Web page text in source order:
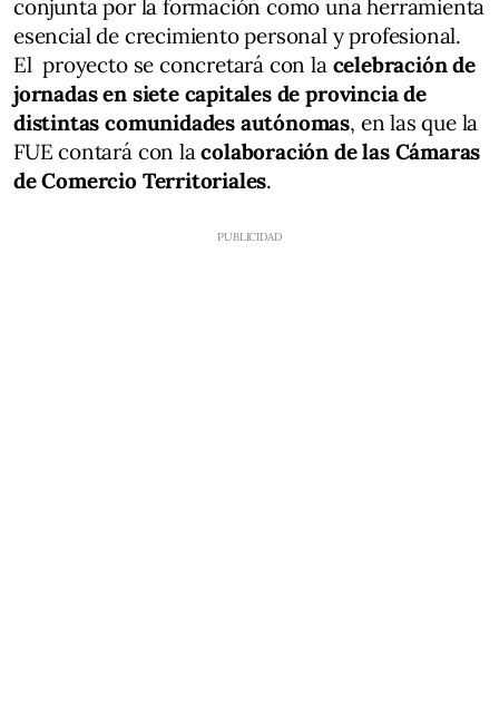
conjunta por la formación como una herramienta
esencial de crecimiento personal y profesional.
El proyecto se concretará con la celebración de
jornadas en siete capitales de provincia de
distintas comunidades autónomas, en las que la
FUE contará con lacolaboración de las Cámaras
de Comercio Territoriales.